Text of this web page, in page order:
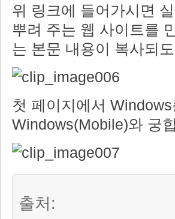
위 링크에 들어가시면
뿌려 주는 웹 사이트를
는 본문 내용이 복사되
첫 페이지에서
Windows(Mobile)와 궁
출처: